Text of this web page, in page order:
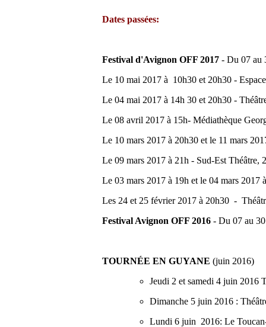
Dates passées:
Festival d'Avignon OFF 2017 - Du 07 au
Le 10 mai 2017 à 10h30 et 20h30 -
Le 04 mai 2017 à 14h 30 et 20h30 -
Le 08 avril 2017 à 15h- Médiathèque
Le 10 mars 2017 à 20h30 et le 11 mars
Le 09 mars 2017 à 21h - Sud-Est Théâtre,
Le 03 mars 2017 à 19h et le 04 mars 2017
Les 24 et 25 février 2017 à 20h30 -
Festival Avignon OFF 2016 - Du 07 au
TOURNÉE EN GUYANE (juin 2016)
Jeudi 2 et samedi 4 juin 2016
Dimanche 5 juin 2016 :
Lundi 6 juin 2016: Le